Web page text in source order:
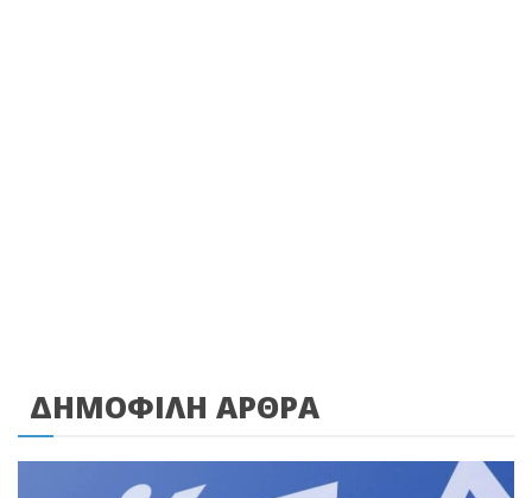
ΔΗΜΟΦΙΛΗ ΑΡΘΡΑ